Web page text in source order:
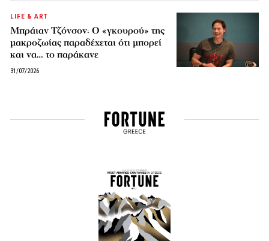
LIFE & ART
Μπράιαν Τζόνσον: Ο «γκουρού» της
μακροζωίας παραδέχεται ότι μπορεί
και να… το παράκανε
31/07/2026